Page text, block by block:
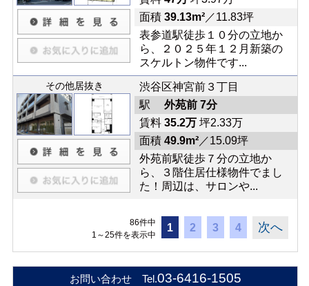
面積 39.13m²／11.83坪
表参道駅徒歩１０分の立地か
ら、２０２５年１２月新築の
スケルトン物件です...
その他居抜き
渋谷区神宮前３丁目
駅 外苑前 7分
賃料 35.2万坪2.33万
面積 49.9m²／15.09坪
外苑前駅徒歩７分の立地か
ら、３階住居仕様物件でまし
た！周辺は、サロンや...
1 2 3 4 次へ
86件中
1～25件を表示中
お問い合わせ Tel.03-6416-1505